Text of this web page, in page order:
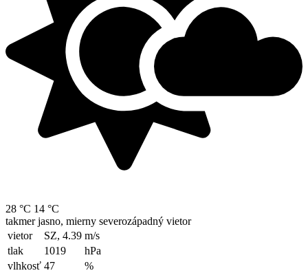
28 °C 14 °C
takmer jasno, mierny severozápadný vietor
vietor
SZ, 4.39 m/s
tlak
1019
hPa
vlhkosť 47
%